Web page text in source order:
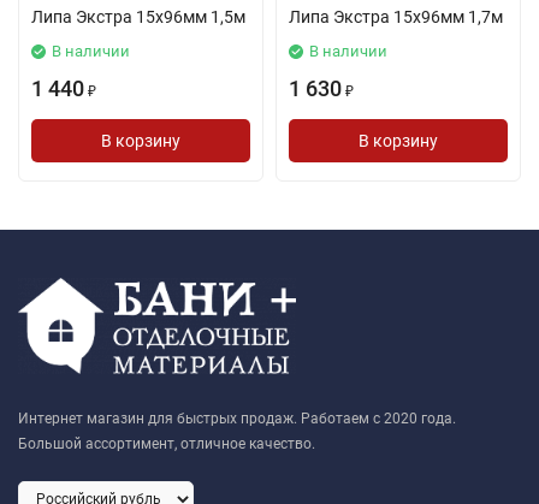
Липа Экстра 15х96мм 1,5м
В наличии
1 440 ₽
В корзину
Липа Экстра 15х96мм 1,7м
В наличии
1 630 ₽
В корзину
Интернет магазин для быстрых продаж. Работаем с 2020 года.
Большой ассортимент, отличное качество.